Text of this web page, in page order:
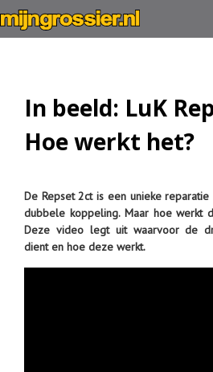
In beeld: LuK
Hoe werkt het?
De Repset 2ct is een unieke
dubbele koppeling. Maar hoe werkt
Deze video legt uit waarvoor de
dient en hoe deze werkt.